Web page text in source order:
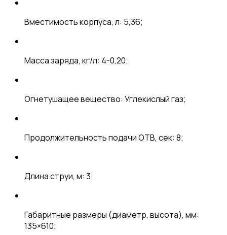
Вместимость корпуса, л: 5,36;
Масса заряда, кг/л: 4-0,20;
Огнетушащее вещество: Углекислый газ;
Продолжительность подачи ОТВ, сек: 8;
Длина струи, м: 3;
Габаритные размеры (диаметр, высота), мм:
135×610;